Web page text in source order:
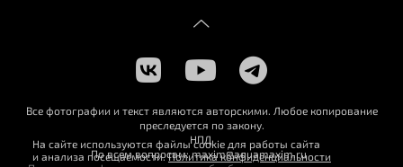
Все фотографии и текст являются авторскими. Любое копирование
преследуется по закону.
НПД
По всем вопросам: maxim@aquamaxim.ru
На сайте используются файлы cookie для работы сайта
и анализа посещаемости.Политика конфиденциальности